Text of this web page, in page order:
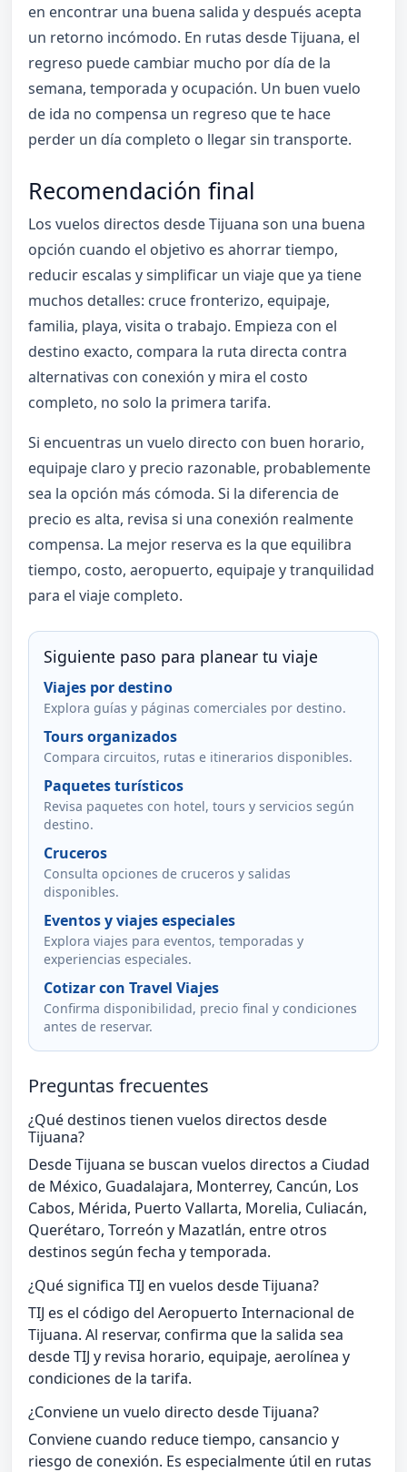
en encontrar una buena salida y después acepta
un retorno incómodo. En rutas desde Tijuana, el
regreso puede cambiar mucho por día de la
semana, temporada y ocupación. Un buen vuelo
de ida no compensa un regreso que te hace
perder un día completo o llegar sin transporte.
Recomendación final
Los vuelos directos desde Tijuana son una buena
opción cuando el objetivo es ahorrar tiempo,
reducir escalas y simplificar un viaje que ya tiene
muchos detalles: cruce fronterizo, equipaje,
familia, playa, visita o trabajo. Empieza con el
destino exacto, compara la ruta directa contra
alternativas con conexión y mira el costo
completo, no solo la primera tarifa.
Si encuentras un vuelo directo con buen horario,
equipaje claro y precio razonable, probablemente
sea la opción más cómoda. Si la diferencia de
precio es alta, revisa si una conexión realmente
compensa. La mejor reserva es la que equilibra
tiempo, costo, aeropuerto, equipaje y tranquilidad
para el viaje completo.
Siguiente paso para planear tu viaje
Viajes por destino
Explora guías y páginas comerciales por destino.
Tours organizados
Compara circuitos, rutas e itinerarios disponibles.
Paquetes turísticos
Revisa paquetes con hotel, tours y servicios según
destino.
Cruceros
Consulta opciones de cruceros y salidas
disponibles.
Eventos y viajes especiales
Explora viajes para eventos, temporadas y
experiencias especiales.
Cotizar con Travel Viajes
Confirma disponibilidad, precio final y condiciones
antes de reservar.
Preguntas frecuentes
¿Qué destinos tienen vuelos directos desde
Tijuana?
Desde Tijuana se buscan vuelos directos a Ciudad
de México, Guadalajara, Monterrey, Cancún, Los
Cabos, Mérida, Puerto Vallarta, Morelia, Culiacán,
Querétaro, Torreón y Mazatlán, entre otros
destinos según fecha y temporada.
¿Qué significa TIJ en vuelos desde Tijuana?
TIJ es el código del Aeropuerto Internacional de
Tijuana. Al reservar, confirma que la salida sea
desde TIJ y revisa horario, equipaje, aerolínea y
condiciones de la tarifa.
¿Conviene un vuelo directo desde Tijuana?
Conviene cuando reduce tiempo, cansancio y
riesgo de conexión. Es especialmente útil en rutas